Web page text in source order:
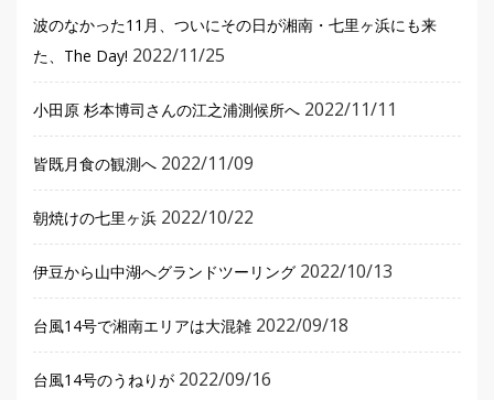
波のなかった11月、ついにその日が湘南・七里ヶ浜にも来
た、The Day! 2022/11/25
小田原 杉本博司さんの江之浦測候所へ 2022/11/11
皆既月食の観測へ 2022/11/09
朝焼けの七里ヶ浜 2022/10/22
伊豆から山中湖へグランドツーリング 2022/10/13
台風14号で湘南エリアは大混雑 2022/09/18
台風14号のうねりが 2022/09/16